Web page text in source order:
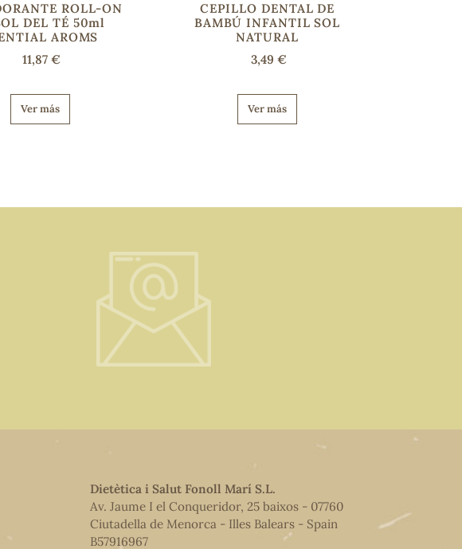
ROLL-ON
DEL TÉ 50ml
AROMS
11,87 €
Ver más
CEPILLO DENTAL DE
BAMBÚ INFANTIL SOL
NATURAL
3,49 €
Ver más
Dietètica i Salut Fonoll Marí S.L.
Av. Jaume I el Conqueridor, 25 baixos - 07760
Ciutadella de Menorca - Illes Balears - Spain
B57916967